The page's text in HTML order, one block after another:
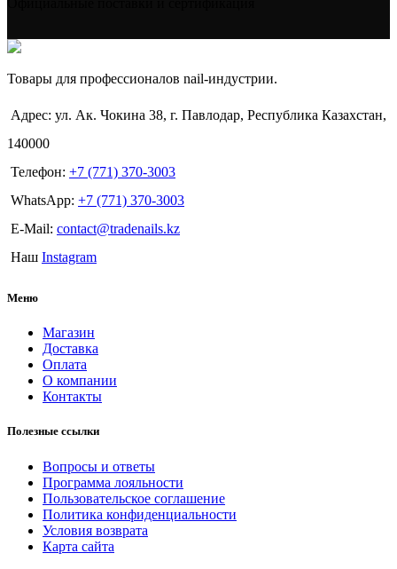
Товары для профессионалов nail-индустрии.
Адрес: ул. Ак. Чокина 38, г. Павлодар, Республика Казахстан,
140000
Телефон: +7 (771) 370-3003
WhatsApp: +7 (771) 370-3003
E-Mail: contact@tradenails.kz
Наш Instagram
Меню
Магазин
Доставка
Оплата
О компании
Контакты
Полезные ссылки
Вопросы и ответы
Программа лояльности
Пользовательское соглашение
Политика конфиденциальности
Условия возврата
Карта сайта